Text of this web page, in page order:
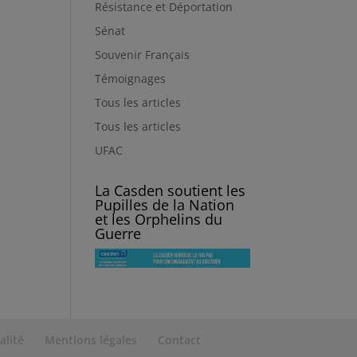
Résistance et Déportation
Sénat
Souvenir Français
Témoignages
Tous les articles
Tous les articles
UFAC
La Casden soutient les
Pupilles de la Nation
et les Orphelins du
Guerre
Mentions légales Contact